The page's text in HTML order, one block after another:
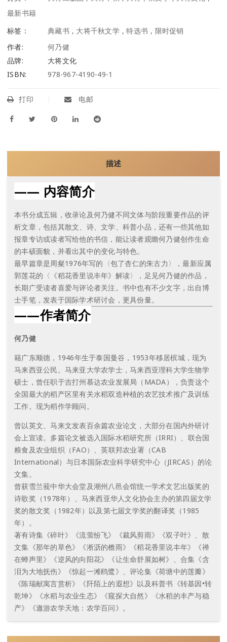
最新书籍
标签：
典藏书 , 大将千秋文学 ,特选书 , 限时促销
作者:
何乃健
品牌:
大将文化
ISBN:
978-967-4190-49-1
打印 电邮
描述
—— 内容简介
本书分成五辑，收录论及何乃健不同文体与阶段重要作品的评
析文章，包括其散文、诗、文学、科普小品，还有一些其他如
报章专访或读者写给他的书信，能让读者观瞻何乃健创作生命
的丰硕面貌，并看出其中的变化与特色。
最早篇章是周粲1976年写的〈包了杏仁的朱古力〉，最新应属
郭莲花的〈《稻花香里说丰年》解读〉，足见何乃健的作品，
长期广受读者喜爱与评论者关注。书中也有不少文字，出自博
士手笔，发表于国际学术研讨会，更具份量。
——作者简介
何乃健
籍广东顺德，1946年生于泰国曼谷，1953年移居槟城，现为
马来西亚公民。马来亚大学农学士，马来西亚理科大学生物学
硕士，曾任职于吉打州慕达农业发展局（MADA），负责这个
全国最大的稻产区里有关水稻双造种植的农艺技术推广及训练
工作。现为稻作学顾问。
曾以英文、马来文发表百余篇农业论文，大部分在国内外研讨
会上宣读。多篇论文被选入国际水稻研究所（IRRI）、联合国
粮食及农业组织（FAO）、英联邦农业署（CAB
International）与日本国际农业科学研究中心（JIRCAS）的论
文集。
曾获雪兰莪中华大会堂及潮州八邑会馆统一学术文艺出版奖的
诗歌奖（1978年）、马来西亚华人文化协会主办的第四届文学
奖的散文奖（1982年）以及第七届文学奖的翻译奖（1985
年）。
著有诗集《碎叶》《流萤纷飞》《裁风剪雨》《双子叶》、散
文集《那年的草色》《淅沥的檐雨》《稻花香里说丰年》《禅
在蝉声里》《逆风的向阳花》《让生命舒展如树》、合集《含
泪为大地抚伤》《惊起一滩鸥鹭》、评论集《荷塘中的莲瓣》
《陈瑞献寓言赏析》《阡陌上的遐想》以及科普书《转基因•转
乾坤》《水稻与农业生态》《窥探大自然》《水稻的丰产与稳
产》《遨游农学天地：农学百问》。